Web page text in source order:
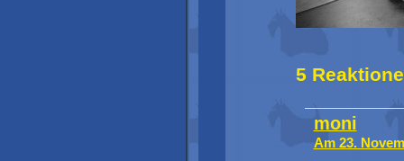
5
moni
Am 23.